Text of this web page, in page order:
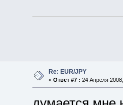
Re: EUR/JPY
« Ответ #7 : 24 Апреля